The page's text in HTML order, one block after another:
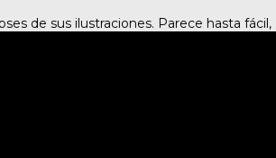
de sus ilustraciones. Parece hasta fácil,